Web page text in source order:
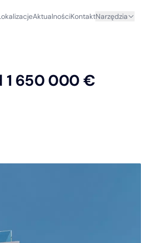
AktualnościKontaktNarzędzia
1 650 000 €